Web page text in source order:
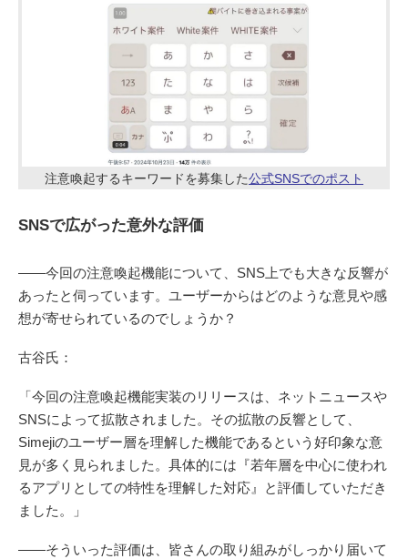
注意喚起するキーワードを募集した公式SNSでのポスト
SNSで広がった意外な評価
――今回の注意喚起機能について、SNS上でも大きな反響が
あったと伺っています。ユーザーからはどのような意見や感
想が寄せられているのでしょうか？
古谷氏：
「今回の注意喚起機能実装のリリースは、ネットニュースや
SNSによって拡散されました。その拡散の反響として、
Simejiのユーザー層を理解した機能であるという好印象な意
見が多く見られました。具体的には『若年層を中心に使われ
るアプリとしての特性を理解した対応』と評価していただき
ました。」
――そういった評価は、皆さんの取り組みがしっかり届いて